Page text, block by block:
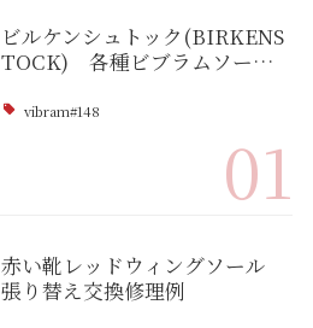
ビルケンシュトック(BIRKENS
TOCK) 各種ビブラムソー…
vibram#148
01
赤い靴レッドウィングソール
張り替え交換修理例